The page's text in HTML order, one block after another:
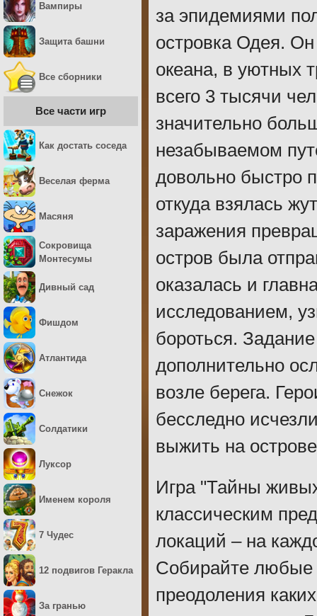
за эпидемиями
островка Одея. Он
океана, в уютных
всего 3 тысячи
значительно
незабываемом
довольно быстро
откуда взялась
заражения
остров была
оказалась и
исследованием,
бороться.
дополнительно
возле берега.
бесследно
выжить на
Игра "Тайны
классическим
локаций – на
Собирайте любые
преодоления
Вампиры
Защита башни
Все сборники
Все части игр
Как достать соседа
Веселая ферма
Масяня
Сокровища
Монтесумы
Дивный сад
Фишдом
Атлантида
Снежок
Солдатики
Луксор
Именем короля
7 Чудес
12 подвигов Геракла
За гранью